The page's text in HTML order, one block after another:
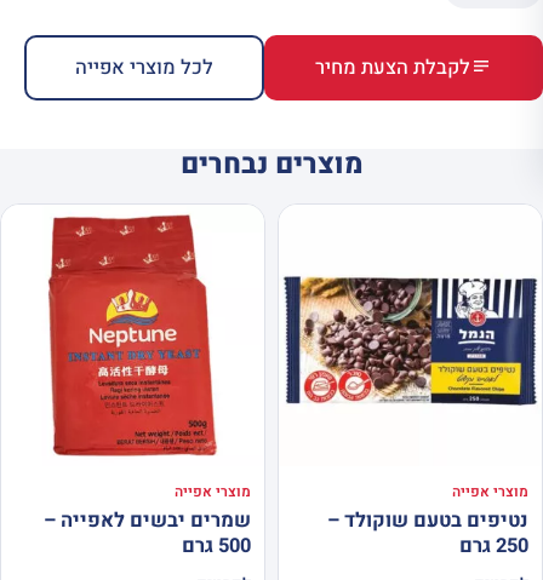
לקבלת הצעת מחיר לכל מוצרי אפייה
מוצרים נבחרים
מוצרי אפייה
נטיפים בטעם שוקולד –
250 גרם
מוצרי אפייה
שמרים יבשים לאפייה –
500 גרם